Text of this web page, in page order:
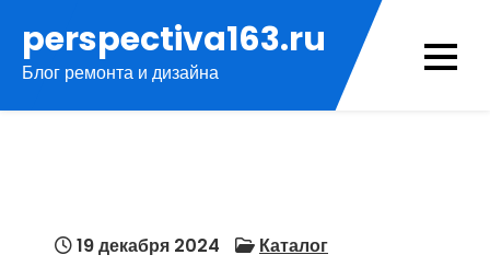
содержимому
perspectiva163.ru
Блог ремонта и дизайна
19 декабря 2024 Каталог